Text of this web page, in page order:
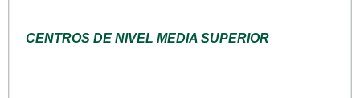
CENTROS DE NIVEL MEDIA SUPERIOR